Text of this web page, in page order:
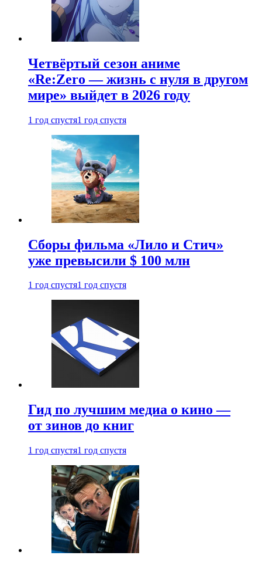
Четвёртый сезон аниме
«Re:Zero — жизнь с нуля в другом
мире» выйдет в 2026 году
1 год спустя1 год спустя
Сборы фильма «Лило и Стич»
уже превысили $ 100 млн
1 год спустя1 год спустя
Гид по лучшим медиа о кино —
от зинов до книг
1 год спустя1 год спустя